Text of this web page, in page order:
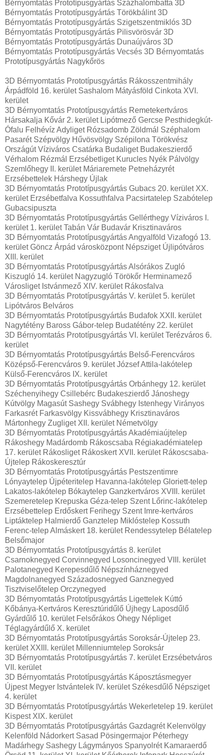
Bérnyomtatás Prototípusgyártás Százhalombatta 3D
Bérnyomtatás Prototípusgyártás Törökbálint 3D
Bérnyomtatás Prototípusgyártás Szigetszentmiklós 3D
Bérnyomtatás Prototípusgyártás Pilisvörösvár 3D
Bérnyomtatás Prototípusgyártás Dunaújváros 3D
Bérnyomtatás Prototípusgyártás Vecsés 3D Bérnyomtatás
Prototípusgyártás Nagykőrös
3D Bérnyomtatás Prototípusgyártás Rákosszentmihály
Árpádföld 16. kerület Sashalom Mátyásföld Cinkota XVI.
kerület
3D Bérnyomtatás Prototípusgyártás Remetekertváros
Hársakalja Kővár 2. kerület Lipótmező Gercse Pesthidegkút-
Ófalu Felhévíz Adyliget Rózsadomb Zöldmál Széphalom
Pasarét Szépvölgy Hűvösvölgy Szépilona Törökvész
Országút Víziváros Csatárka Budaliget Budakeszierdő
Vérhalom Rézmál Erzsébetliget Kurucles Nyék Pálvölgy
Szemlőhegy II. kerület Máriaremete Petneházyrét
Erzsébettelek Hárshegy Újlak
3D Bérnyomtatás Prototípusgyártás Gubacs 20. kerület XX.
kerület Erzsébetfalva Kossuthfalva Pacsirtatelep Szabótelep
Gubacsipuszta
3D Bérnyomtatás Prototípusgyártás Gellérthegy Víziváros I.
kerület 1. kerület Tabán Vár Budavár Krisztinaváros
3D Bérnyomtatás Prototípusgyártás Angyalföld Vizafogó 13.
kerület Göncz Árpád városközpont Népsziget Újlipótváros
XIII. kerület
3D Bérnyomtatás Prototípusgyártás Alsórákos Zugló
Kiszugló 14. kerület Nagyzugló Törökőr Herminamező
Városliget Istvánmező XIV. kerület Rákosfalva
3D Bérnyomtatás Prototípusgyártás V. kerület 5. kerület
Lipótváros Belváros
3D Bérnyomtatás Prototípusgyártás Budafok XXII. kerület
Nagytétény Baross Gábor-telep Budatétény 22. kerület
3D Bérnyomtatás Prototípusgyártás VI. kerület Terézváros 6.
kerület
3D Bérnyomtatás Prototípusgyártás Belső-Ferencváros
Középső-Ferencváros 9. kerület József Attila-lakótelep
Külső-Ferencváros IX. kerület
3D Bérnyomtatás Prototípusgyártás Orbánhegy 12. kerület
Széchenyihegy Csillebérc Budakeszierdő Jánoshegy
Kútvölgy Magasút Sashegy Svábhegy Istenhegy Virányos
Farkasrét Farkasvölgy Kissvábhegy Krisztinaváros
Mártonhegy Zugliget XII. kerület Németvölgy
3D Bérnyomtatás Prototípusgyártás Akadémiaújtelep
Rákoshegy Madárdomb Rákoscsaba Régiakadémiatelep
17. kerület Rákosliget Rákoskert XVII. kerület Rákoscsaba-
Újtelep Rákoskeresztúr
3D Bérnyomtatás Prototípusgyártás Pestszentimre
Lónyaytelep Újpéteritelep Havanna-lakótelep Gloriett-telep
Lakatos-lakótelep Bókaytelep Ganzkertváros XVIII. kerület
Szemeretelep Krepuska Géza-telep Szent Lőrinc-lakótelep
Erzsébettelep Erdőskert Ferihegy Szent Imre-kertváros
Liptáktelep Halmierdő Ganztelep Miklóstelep Kossuth
Ferenc-telep Almáskert 18. kerület Rendessytelep Bélatelep
Belsőmajor
3D Bérnyomtatás Prototípusgyártás 8. kerület
Csarnoknegyed Corvinnegyed Losoncinegyed VIII. kerület
Palotanegyed Kerepesdűlő Népszínháznegyed
Magdolnanegyed Századosnegyed Ganznegyed
Tisztviselőtelep Orczynegyed
3D Bérnyomtatás Prototípusgyártás Ligettelek Kúttó
Kőbánya-Kertváros Keresztúridűlő Újhegy Laposdűlő
Gyárdűlő 10. kerület Felsőrákos Óhegy Népliget
Téglagyárdűlő X. kerület
3D Bérnyomtatás Prototípusgyártás Soroksár-Újtelep 23.
kerület XXIII. kerület Millenniumtelep Soroksár
3D Bérnyomtatás Prototípusgyártás 7. kerület Erzsébetváros
VII. kerület
3D Bérnyomtatás Prototípusgyártás Káposztásmegyer
Újpest Megyer Istvántelek IV. kerület Székesdűlő Népsziget
4. kerület
3D Bérnyomtatás Prototípusgyártás Wekerletelep 19. kerület
Kispest XIX. kerület
3D Bérnyomtatás Prototípusgyártás Gazdagrét Kelenvölgy
Kelenföld Nádorkert Sasad Pösingermajor Péterhegy
Madárhegy Sashegy Lágymányos Spanyolrét Kamaraerdő